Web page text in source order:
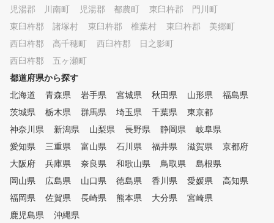
やめていたけど再チャレンジし
題のインドアゴルフスクール・
インザゴルフで快適なゴルフラ
イフを始めてみませんか？ あ
なたの人生がより良いものにな
ることをインザゴルフ一同、願
っております。
画。スーパースローでの
可。比較機能・描写機能
されているので、視覚的
ームの自己解析が可能で
マの超高精度カメラで、
クト時のクラブの挙動を
！打ちっぱなしなどの練
見えてこなかった原因も
可能に。スムーズな改善
ます。 ☆リアルなラウンド体
ば、お好きなコースでの
ご利用いただけます。苦
児湯郡 川南町
児湯郡 都農町
東臼杵郡 門川町
東臼杵郡 諸塚村
東臼杵郡 椎葉村
東臼杵郡 美郷町
西臼杵郡 高千穂町
西臼杵郡 日之影町
西臼杵郡 五ヶ瀬町
都道府県から探す
北海道
青森県 岩手県 宮城県 秋田県 山形県
福島県
茨城県
栃木県 群馬県 埼玉県 千葉県
東京都
神奈川県
新潟県 山梨県 長野県 静岡県
岐阜県
愛知県
三重県 富山県 石川県 福井県 滋賀県
京都府
大阪府
兵庫県 奈良県 和歌山県 鳥取県
島根県
岡山県
広島県 山口県 徳島県 香川県 愛媛県
高知県
福岡県
佐賀県 長崎県 熊本県 大分県
宮崎県
鹿児島県
沖縄県